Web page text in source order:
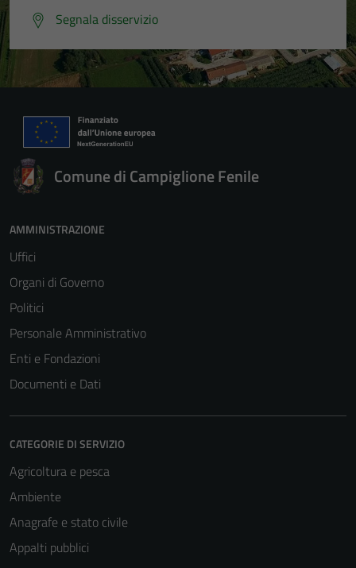
Segnala disservizio
Comune di Campiglione Fenile
AMMINISTRAZIONE
Uffici
Organi di Governo
Politici
Personale Amministrativo
Enti e Fondazioni
Documenti e Dati
CATEGORIE DI SERVIZIO
Agricoltura e pesca
Ambiente
Anagrafe e stato civile
Appalti pubblici